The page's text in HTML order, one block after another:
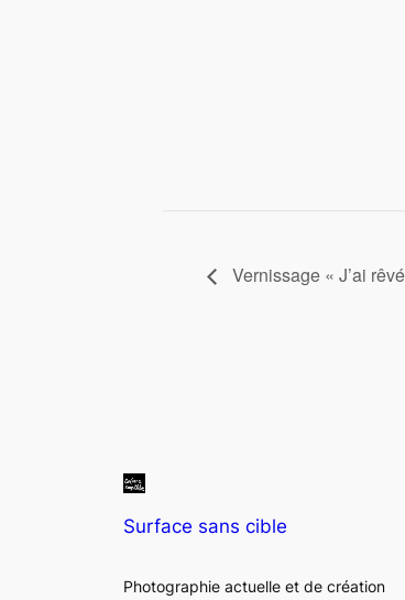
Vernissage « J’ai
Surface sans cible
Photographie actuelle et de création